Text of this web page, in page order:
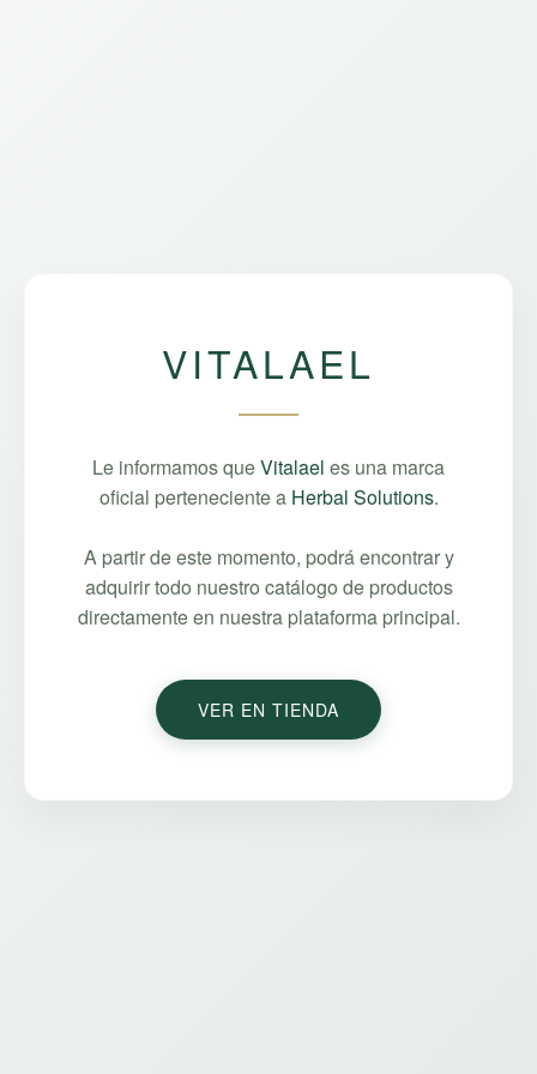
VITALAEL
Le informamos queVitalael es una marca
oficial perteneciente a Herbal Solutions.
A partir de este momento, podrá encontrar y
adquirir todo nuestro catálogo de productos
directamente en nuestra plataforma principal.
VER EN TIENDA